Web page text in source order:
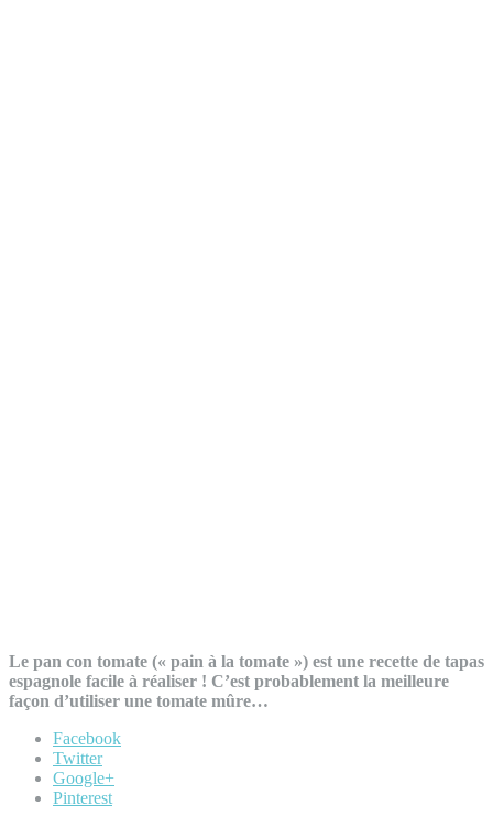
Le pan con tomate (« pain à la tomate ») est une recette de tapas
espagnole facile à réaliser ! C’est probablement la meilleure
façon d’utiliser une tomate mûre…
Facebook
Twitter
Google+
Pinterest